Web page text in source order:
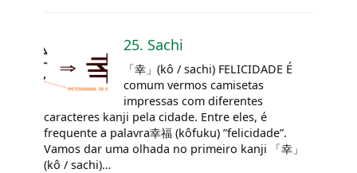
25. Sachi
「幸」(kô / sachi) FELICIDADE É
comum vermos camisetas
impressas com diferentes
caracteres kanji pela cidade. Entre eles, é
frequente a palavra幸福 (kôfuku) ”felicidade”.
Vamos dar uma olhada no primeiro kanji 「幸」
(kô / sachi)…